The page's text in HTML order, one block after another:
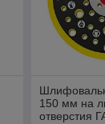
150 мм на
отверстия